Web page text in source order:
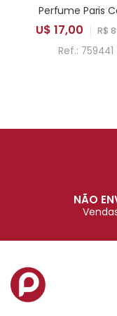
U$ 17,00 R$
Ref.: 759441
NÃO